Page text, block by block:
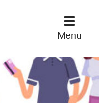
Menu